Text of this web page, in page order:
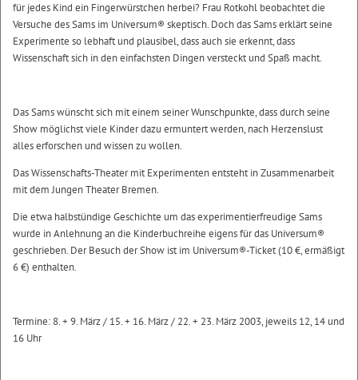
für jedes Kind ein Fingerwürstchen herbei? Frau Rotkohl beobachtet die
Versuche des Sams im Universum® skeptisch. Doch das Sams erklärt seine
Experimente so lebhaft und plausibel, dass auch sie erkennt, dass
Wissenschaft sich in den einfachsten Dingen versteckt und Spaß macht.
Das Sams wünscht sich mit einem seiner Wunschpunkte, dass durch seine
Show möglichst viele Kinder dazu ermuntert werden, nach Herzenslust
alles erforschen und wissen zu wollen.
Das Wissenschafts-Theater mit Experimenten entsteht in Zusammenarbeit
mit dem Jungen Theater Bremen.
Die etwa halbstündige Geschichte um das experimentierfreudige Sams
wurde in Anlehnung an die Kinderbuchreihe eigens für das Universum®
geschrieben. Der Besuch der Show ist im Universum®-Ticket (10 €, ermäßigt
6 €) enthalten.
Termine: 8. + 9. März / 15. + 16. März / 22. + 23. März 2003, jeweils 12, 14 und
16 Uhr